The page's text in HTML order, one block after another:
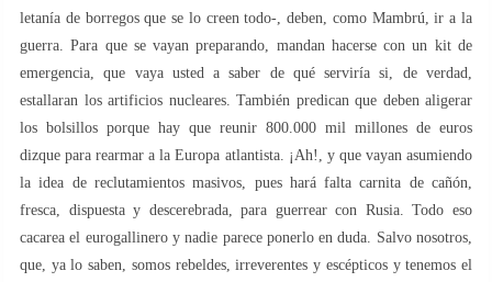
letanía de borregos que se lo creen todo-, deben, como Mambrú, ir a la
guerra. Para que se vayan preparando, mandan hacerse con un kit de
emergencia, que vaya usted a saber de qué serviría si, de verdad,
estallaran los artificios nucleares. También predican que deben aligerar
los bolsillos porque hay que reunir 800.000 mil millones de euros
dizque para rearmar a la Europa atlantista. ¡Ah!, y que vayan asumiendo
la idea de reclutamientos masivos, pues hará falta carnita de cañón,
fresca, dispuesta y descerebrada, para guerrear con Rusia. Todo eso
cacarea el eurogallinero y nadie parece ponerlo en duda. Salvo nosotros,
que, ya lo saben, somos rebeldes, irreverentes y escépticos y tenemos el